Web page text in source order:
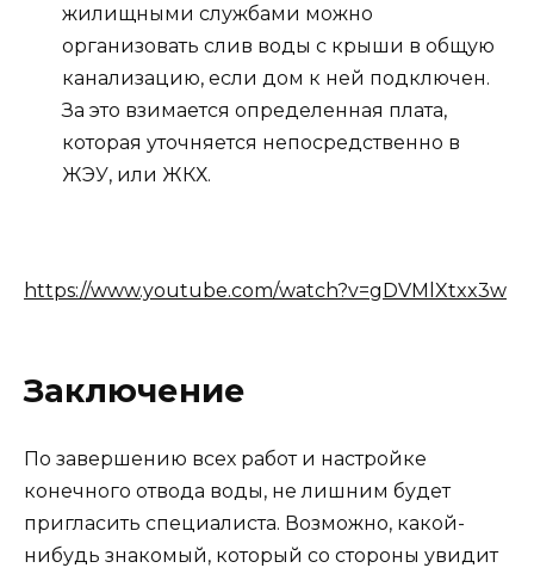
жилищными службами можно
организовать слив воды с крыши в общую
канализацию, если дом к ней подключен.
За это взимается определенная плата,
которая уточняется непосредственно в
ЖЭУ, или ЖКХ.
https://www.youtube.com/watch?v=gDVMlXtxx3w
Заключение
По завершению всех работ и настройке
конечного отвода воды, не лишним будет
пригласить специалиста. Возможно, какой-
нибудь знакомый, который со стороны увидит